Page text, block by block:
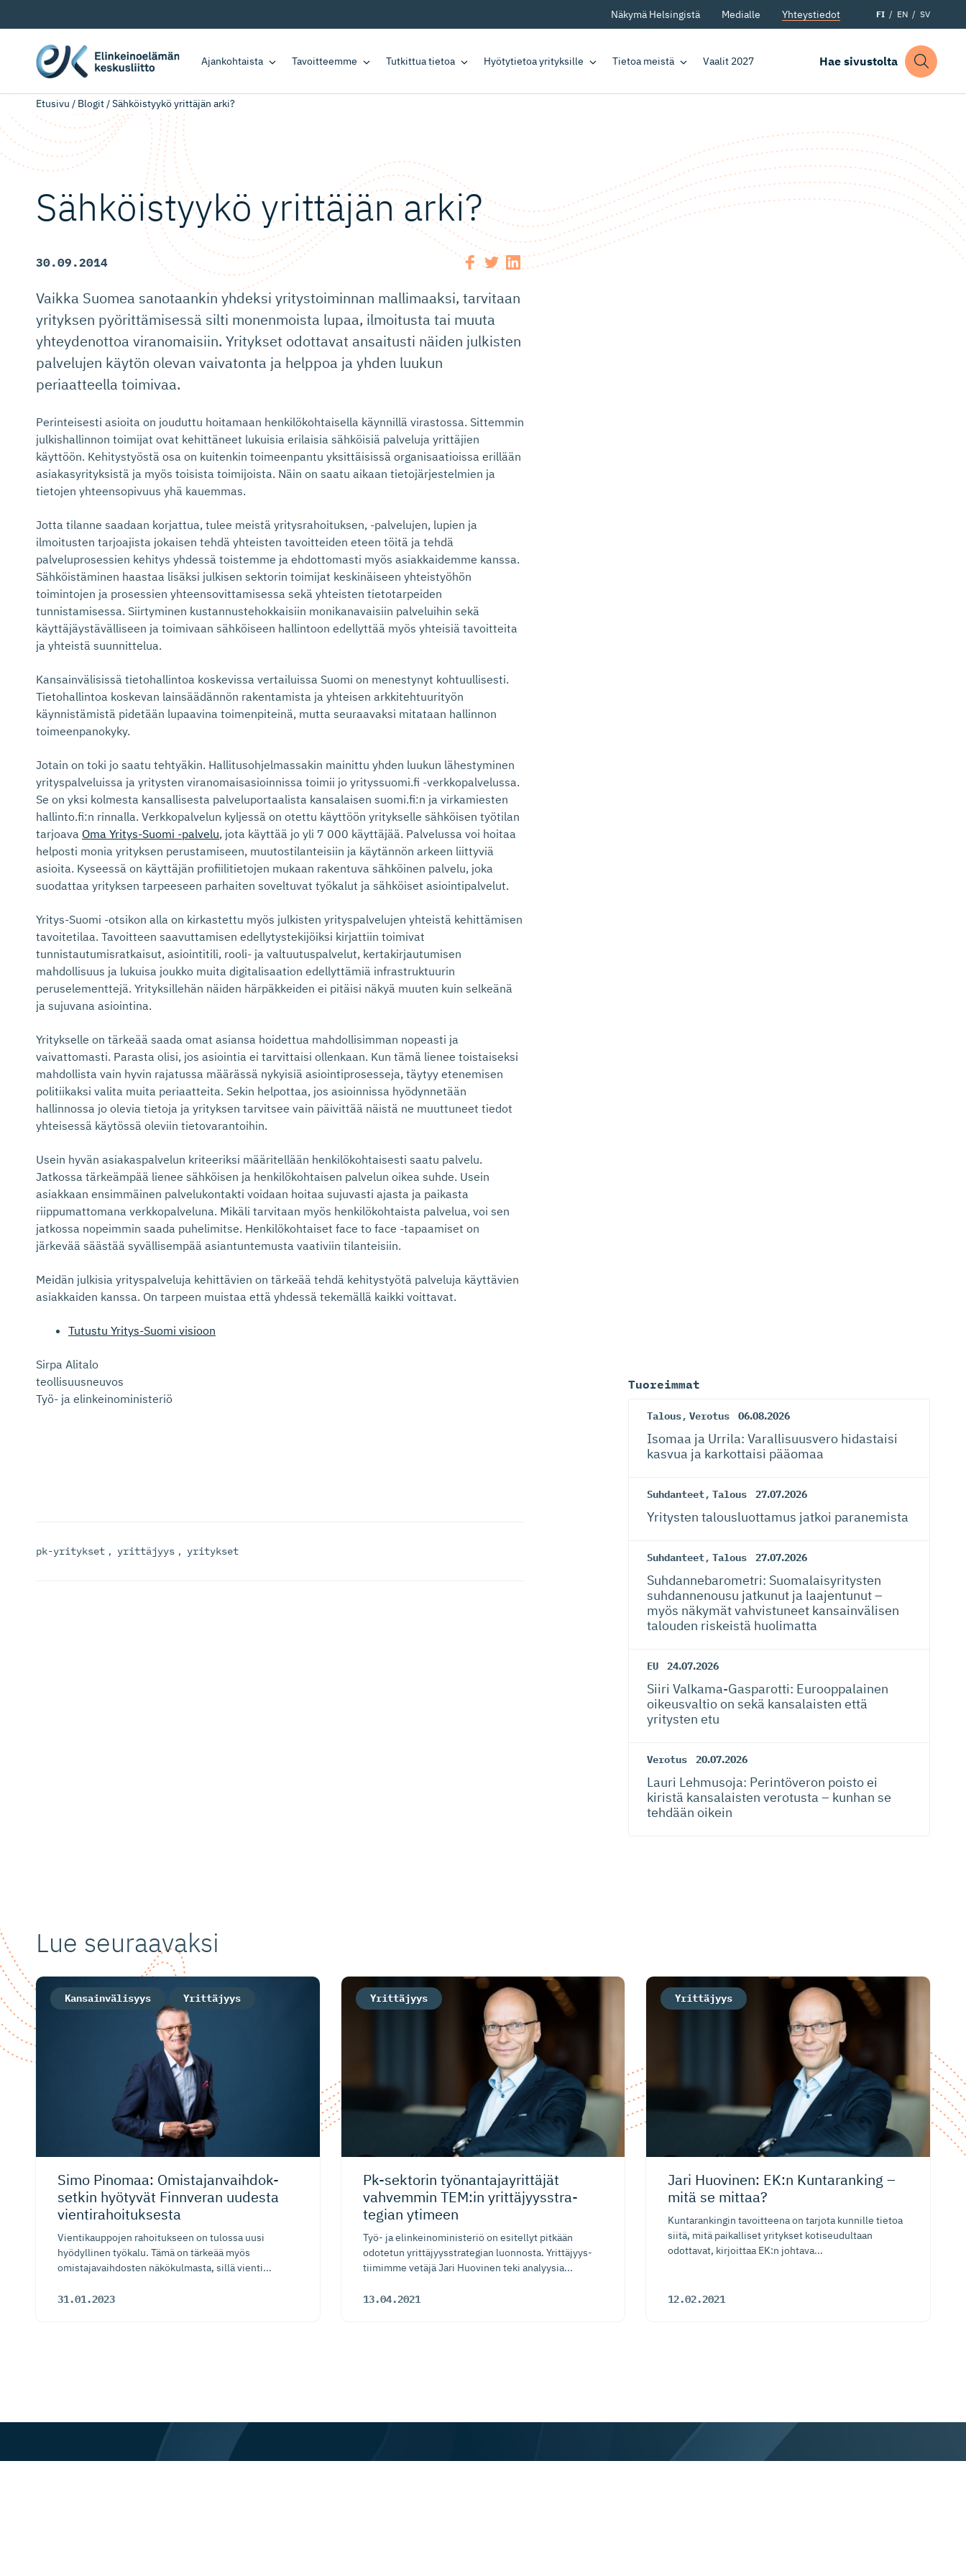
Näkymä Helsingistä Medialle Yhteystiedot FI EN SV
Ajankohtaista Tavoitteemme Tutkittua tietoa Hyötytietoa yrityksille Tietoa meistä Vaalit 2027 Hae sivustolta
Etusivu / Blogit/Sähköistyykö yrittäjän arki?
Sähköistyykö yrittäjän arki?
30.09.2014
Vaikka Suomea sanotaankin yhdeksi yritystoiminnan mallimaaksi, tarvitaan
yrityksen pyörittämisessä silti monenmoista lupaa, ilmoitusta tai muuta
yhteydenottoa viranomaisiin. Yritykset odottavat ansaitusti näiden julkisten
palvelujen käytön olevan vaivatonta ja helppoa ja yhden luukun
periaatteella toimivaa.
Perinteisesti asioita on jouduttu hoitamaan henkilökohtaisella käynnillä virastossa. Sittemmin
julkishallinnon toimijat ovat kehittäneet lukuisia erilaisia sähköisiä palveluja yrittäjien
käyttöön. Kehitystyöstä osa on kuitenkin toimeenpantu yksittäisissä organisaatioissa erillään
asiakasyrityksistä ja myös toisista toimijoista. Näin on saatu aikaan tietojärjestelmien ja
tietojen yhteensopivuus yhä kauemmas.
Jotta tilanne saadaan korjattua, tulee meistä yritysrahoituksen, -palvelujen, lupien ja
ilmoitusten tarjoajista jokaisen tehdä yhteisten tavoitteiden eteen töitä ja tehdä
palveluprosessien kehitys yhdessä toistemme ja ehdottomasti myös asiakkaidemme kanssa.
Sähköistäminen haastaa lisäksi julkisen sektorin toimijat keskinäiseen yhteistyöhön
toimintojen ja prosessien yhteensovittamisessa sekä yhteisten tietotarpeiden
tunnistamisessa. Siirtyminen kustannustehokkaisiin monikanavaisiin palveluihin sekä
käyttäjäystävälliseen ja toimivaan sähköiseen hallintoon edellyttää myös yhteisiä tavoitteita
ja yhteistä suunnittelua.
Kansainvälisissä tietohallintoa koskevissa vertailuissa Suomi on menestynyt kohtuullisesti.
Tietohallintoa koskevan lainsäädännön rakentamista ja yhteisen arkkitehtuurityön
käynnistämistä pidetään lupaavina toimenpiteinä, mutta seuraavaksi mitataan hallinnon
toimeenpanokyky.
Jotain on toki jo saatu tehtyäkin. Hallitusohjelmassakin mainittu yhden luukun lähestyminen
yrityspalveluissa ja yritysten viranomaisasioinnissa toimii jo yrityssuomi.fi -verkkopalvelussa.
Se on yksi kolmesta kansallisesta palveluportaalista kansalaisen suomi.fi:n ja virkamiesten
hallinto.fi:n rinnalla. Verkkopalvelun kyljessä on otettu käyttöön yritykselle sähköisen työtilan
tarjoava Oma Yritys-Suomi -palvelu, jota käyttää jo yli 7 000 käyttäjää. Palvelussa voi hoitaa
helposti monia yrityksen perustamiseen, muutostilanteisiin ja käytännön arkeen liittyviä
asioita. Kyseessä on käyttäjän profiilitietojen mukaan rakentuva sähköinen palvelu, joka
suodattaa yrityksen tarpeeseen parhaiten soveltuvat työkalut ja sähköiset asiointipalvelut.
Yritys-Suomi -otsikon alla on kirkastettu myös julkisten yrityspalvelujen yhteistä kehittämisen
tavoitetilaa. Tavoitteen saavuttamisen edellytystekijöiksi kirjattiin toimivat
tunnistautumisratkaisut, asiointitili, rooli- ja valtuutuspalvelut, kertakirjautumisen
mahdollisuus ja lukuisa joukko muita digitalisaation edellyttämiä infrastruktuurin
peruselementtejä. Yrityksillehän näiden härpäkkeiden ei pitäisi näkyä muuten kuin selkeänä
ja sujuvana asiointina.
Yritykselle on tärkeää saada omat asiansa hoidettua mahdollisimman nopeasti ja
vaivattomasti. Parasta olisi, jos asiointia ei tarvittaisi ollenkaan. Kun tämä lienee toistaiseksi
mahdollista vain hyvin rajatussa määrässä nykyisiä asiointiprosesseja, täytyy etenemisen
politiikaksi valita muita periaatteita. Sekin helpottaa, jos asioinnissa hyödynnetään
hallinnossa jo olevia tietoja ja yrityksen tarvitsee vain päivittää näistä ne muuttuneet tiedot
yhteisessä käytössä oleviin tietovarantoihin.
Usein hyvän asiakaspalvelun kriteeriksi määritellään henkilökohtaisesti saatu palvelu.
Jatkossa tärkeämpää lienee sähköisen ja henkilökohtaisen palvelun oikea suhde. Usein
asiakkaan ensimmäinen palvelukontakti voidaan hoitaa sujuvasti ajasta ja paikasta
riippumattomana verkkopalveluna. Mikäli tarvitaan myös henkilökohtaista palvelua, voi sen
jatkossa nopeimmin saada puhelimitse. Henkilökohtaiset face to face -tapaamiset on
järkevää säästää syvällisempää asiantuntemusta vaativiin tilanteisiin.
Meidän julkisia yrityspalveluja kehittävien on tärkeää tehdä kehitystyötä palveluja käyttävien
asiakkaiden kanssa. On tarpeen muistaa että yhdessä tekemällä kaikki voittavat.
Tutustu Yritys-Suomi visioon
Sirpa Alitalo
teollisuusneuvos
Työ- ja elinkeinoministeriö
pk-yritykset , yrittäjyys , yritykset
Tuoreimmat
Talous, Verotus 06.08.2026
Isomaa ja Urrila: Varallisuusvero hidastaisi
kasvua ja karkottaisi pääomaa
Suhdanteet, Talous 27.07.2026
Yritysten talousluottamus jatkoi paranemista
Suhdanteet, Talous 27.07.2026
Suhdanneba­ro­metri: Suomalaisy­ri­tysten
suhdannenousu jatkunut ja laajentunut –
myös näkymät vahvistuneet kansainvälisen
talouden riskeistä huolimatta
EU 24.07.2026
Siiri Valkama-Gas­pa­rotti: Eurooppalainen
oikeusvaltio on sekä kansalaisten että
yritysten etu
Verotus 20.07.2026
Lauri Lehmusoja: Perintöveron poisto ei
kiristä kansalaisten verotusta – kunhan se
tehdään oikein
Lue seuraavaksi
Simo Pinomaa: Omistajan­vaih­dok­
setkin hyötyvät Finnveran uudesta
vientirahoi­tuksesta
Vientikauppojen rahoitukseen on tulossa uusi
hyödyllinen työkalu. Tämä on tärkeää myös
omistajavaihdosten näkökulmasta, sillä vienti...
31.01.2023
Kansainvälisyys Yrittäjyys
Pk-sektorin työnantajay­rittäjät
vahvemmin TEM:in yrittäjyysst­ra­
tegian ytimeen
Työ- ja elinkeinoministeriö on esitellyt pitkään
odotetun yrittäjyysstrategian luonnosta. Yrittäjyys-
tiimimme vetäjä Jari Huovinen teki analyysia...
13.04.2021
Yrittäjyys
Jari Huovinen: EK:n Kuntaranking –
mitä se mittaa?
Kuntarankingin tavoitteena on tarjota kunnille tietoa
siitä, mitä paikalliset yritykset kotiseudultaan
odottavat, kirjoittaa EK:n johtava...
12.02.2021
Yrittäjyys